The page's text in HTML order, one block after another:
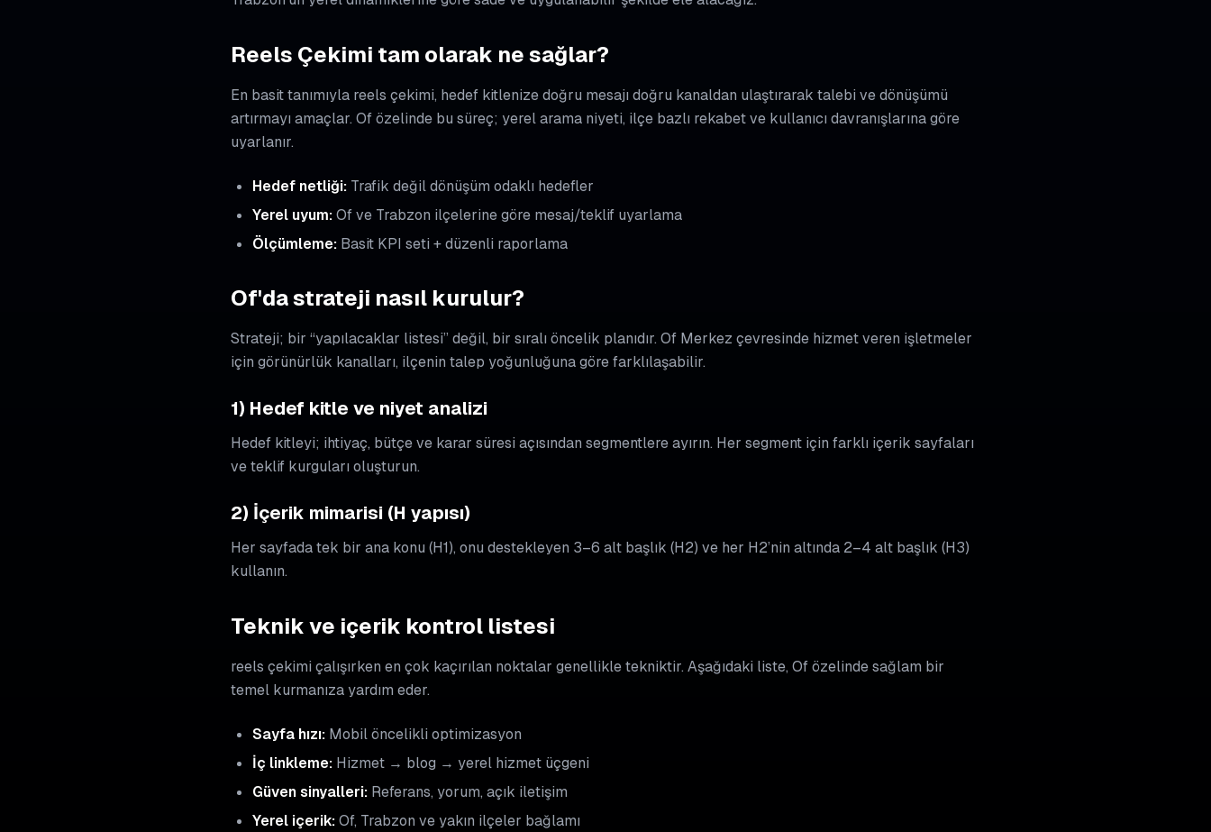
Reels Çekimi tam olarak ne sağlar?
En basit tanımıyla reels çekimi, hedef kitlenize doğru mesajı doğru kanaldan ulaştırarak talebi ve dönüşümü
artırmayı amaçlar. Of özelinde bu süreç; yerel arama niyeti, ilçe bazlı rekabet ve kullanıcı davranışlarına göre
uyarlanır.
Hedef netliği: Trafik değil dönüşüm odaklı hedefler
Yerel uyum:Of ve Trabzon ilçelerine göre mesaj/teklif uyarlama
Ölçümleme: Basit KPI seti + düzenli raporlama
Of'da strateji nasıl kurulur?
Strateji; bir “yapılacaklar listesi” değil, bir sıralı öncelik planıdır. Of Merkez çevresinde hizmet veren işletmeler
için görünürlük kanalları, ilçenin talep yoğunluğuna göre farklılaşabilir.
1) Hedef kitle ve niyet analizi
Hedef kitleyi; ihtiyaç, bütçe ve karar süresi açısından segmentlere ayırın. Her segment için farklı içerik sayfaları
ve teklif kurguları oluşturun.
2) İçerik mimarisi (H yapısı)
Her sayfada tek bir ana konu (H1), onu destekleyen 3–6 alt başlık (H2) ve her H2’nin altında 2–4 alt başlık (H3)
kullanın.
Teknik ve içerik kontrol listesi
reels çekimi çalışırken en çok kaçırılan noktalar genellikle tekniktir. Aşağıdaki liste, Of özelinde sağlam bir
temel kurmanıza yardım eder.
Sayfa hızı: Mobil öncelikli optimizasyon
İç linkleme: Hizmet → blog → yerel hizmet üçgeni
Güven sinyalleri: Referans, yorum, açık iletişim
Yerel içerik:Of, Trabzon ve yakın ilçeler bağlamı